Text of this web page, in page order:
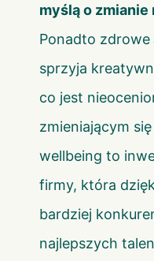
myślą o
Ponadto zdrowe
sprzyja
co jest
zmieniającym
wellbeing to
firmy, która
bardziej
najlepszych